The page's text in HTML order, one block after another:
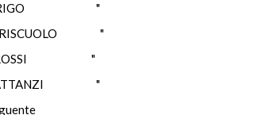
FRIGO "
"
"
"